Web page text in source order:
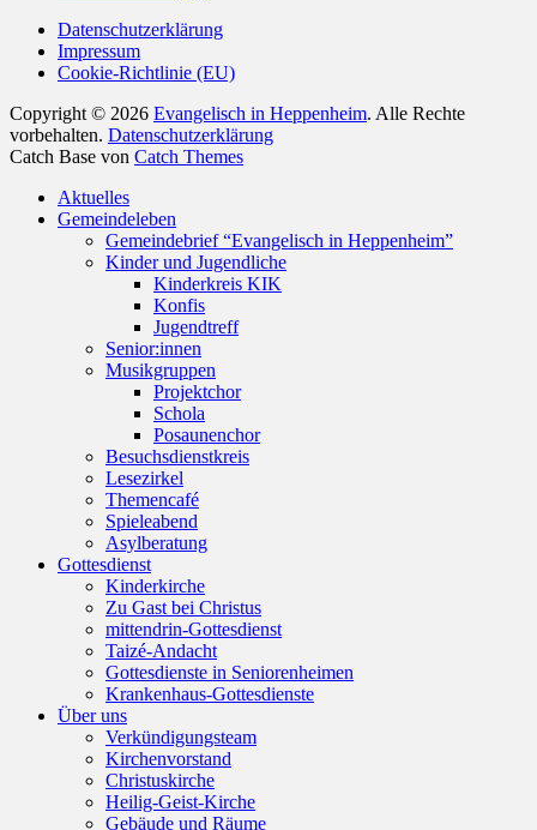
Datenschutzerklärung
Impressum
Cookie-Richtlinie (EU)
Copyright © 2026 Evangelisch in Heppenheim. Alle Rechte
vorbehalten. Datenschutzerklärung
Catch Base von Catch Themes
oben
scrollen
Aktuelles
Gemeindeleben
Gemeindebrief “Evangelisch in Heppenheim”
Kinder und Jugendliche
Kinderkreis KIK
Konfis
Jugendtreff
Senior:innen
Musikgruppen
Projektchor
Schola
Posaunenchor
Besuchsdienstkreis
Lesezirkel
Themencafé
Spieleabend
Asylberatung
Gottesdienst
Kinderkirche
Zu Gast bei Christus
mittendrin-Gottesdienst
Taizé-Andacht
Gottesdienste in Seniorenheimen
Krankenhaus-Gottesdienste
Über uns
Verkündigungsteam
Kirchenvorstand
Christuskirche
Heilig-Geist-Kirche
Gebäude und Räume